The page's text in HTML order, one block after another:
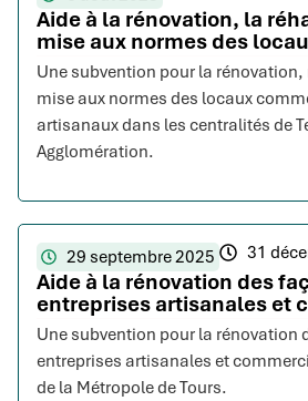
Aide à la rénovation, la
mise aux normes des
Une subvention pour la
mise aux normes des locaux
artisanaux dans les centralités de
Agglomération.
29 septembre 2025 31
Aide à la rénovation des
entreprises artisanales et
Une subvention pour la rénovation
entreprises artisanales et
de la Métropole de Tours.